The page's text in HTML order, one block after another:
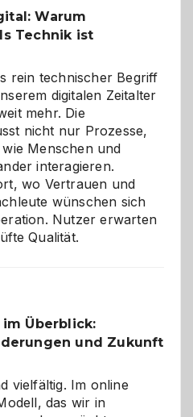
Warum
Technik ist
rein technischer Begriff
digitalen Zeitalter
mehr. Die
nicht nur Prozesse,
Menschen und
interagieren.
wo Vertrauen und
wünschen sich
Nutzer erwarten
Qualität.
Überblick:
und Zukunft
vielfältig. Im online
das wir in